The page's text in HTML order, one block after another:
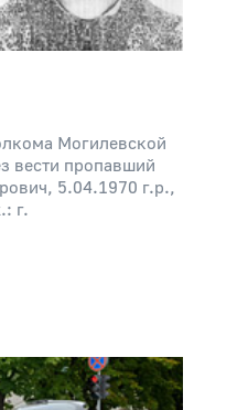
Могилевской
вести пропавший
5.04.1970 г.р.,
г.